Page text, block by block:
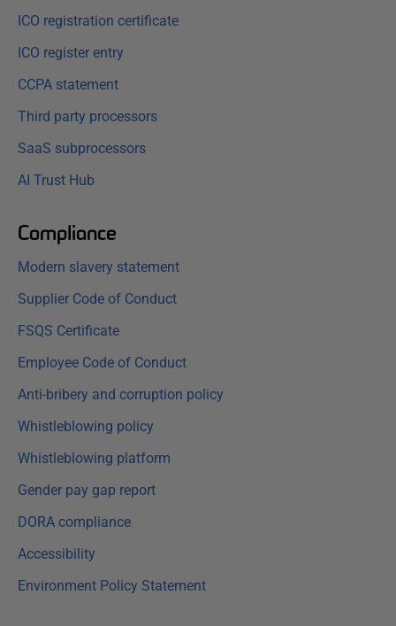
ICO registration certificate
ICO register entry
CCPA statement
Third party processors
SaaS subprocessors
AI Trust Hub
Compliance
Modern slavery statement
Supplier Code of Conduct
FSQS Certificate
Employee Code of Conduct
Anti-bribery and corruption policy
Whistleblowing policy
Whistleblowing platform
Gender pay gap report
DORA compliance
Accessibility
Environment Policy Statement